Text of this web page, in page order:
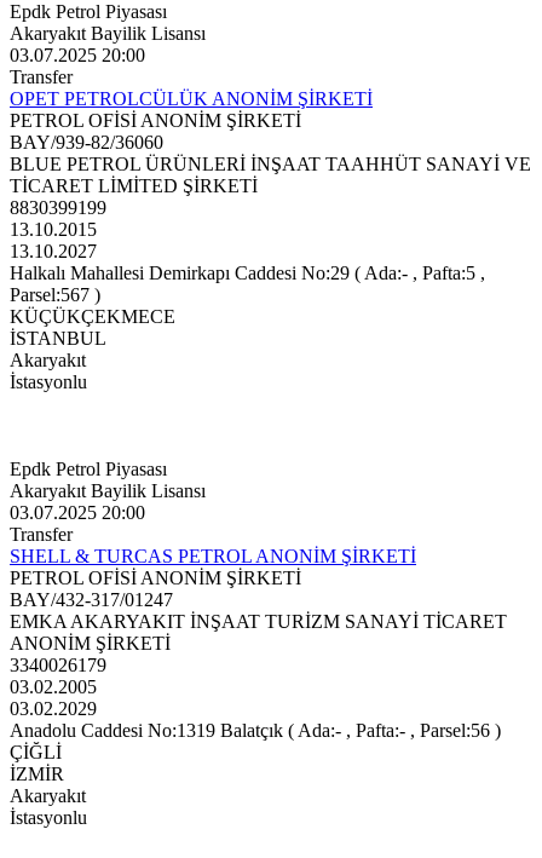
Epdk Petrol Piyasası
Akaryakıt Bayilik Lisansı
03.07.2025 20:00
Transfer
OPET PETROLCÜLÜK ANONİM ŞİRKETİ
PETROL OFİSİ ANONİM ŞİRKETİ
BAY/939-82/36060
BLUE PETROL ÜRÜNLERİ İNŞAAT TAAHHÜT SANAYİ VE
TİCARET LİMİTED ŞİRKETİ
8830399199
13.10.2015
13.10.2027
Halkalı Mahallesi Demirkapı Caddesi No:29 ( Ada:- , Pafta:5 ,
Parsel:567 )
KÜÇÜKÇEKMECE
İSTANBUL
Akaryakıt
İstasyonlu
Epdk Petrol Piyasası
Akaryakıt Bayilik Lisansı
03.07.2025 20:00
Transfer
SHELL & TURCAS PETROL ANONİM ŞİRKETİ
PETROL OFİSİ ANONİM ŞİRKETİ
BAY/432-317/01247
EMKA AKARYAKIT İNŞAAT TURİZM SANAYİ TİCARET
ANONİM ŞİRKETİ
3340026179
03.02.2005
03.02.2029
Anadolu Caddesi No:1319 Balatçık ( Ada:- , Pafta:- , Parsel:56 )
ÇİĞLİ
İZMİR
Akaryakıt
İstasyonlu